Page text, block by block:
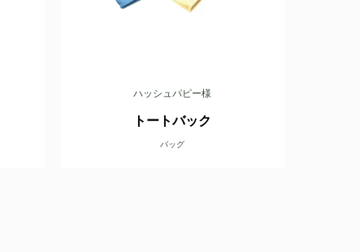
ハッシュパピー様
トートバック
バッグ